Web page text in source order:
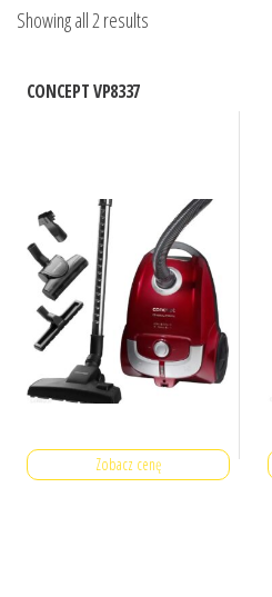
Showing all 2 results
CONCEPT VP8337
Zobacz cenę